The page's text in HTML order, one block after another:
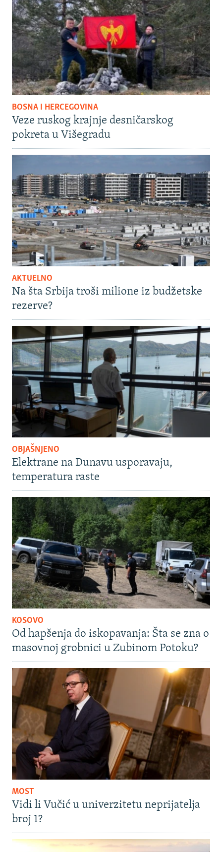
BOSNA I HERCEGOVINA
Veze ruskog krajnje desničarskog
pokreta u Višegradu
AKTUELNO
Na šta Srbija troši milione iz budžetske
rezerve?
OBJAŠNJENO
Elektrane na Dunavu usporavaju,
temperatura raste
KOSOVO
Od hapšenja do iskopavanja: Šta se zna o
masovnoj grobnici u Zubinom Potoku?
MOST
Vidi li Vučić u univerzitetu neprijatelja
broj 1?